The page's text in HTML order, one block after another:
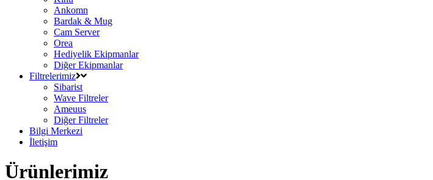
Ankomn
Bardak & Mug
Cam Server
Orea
Hediyelik Ekipmanlar
Diğer Ekipmanlar
Filtrelerimiz
Sibarist
Wave Filtreler
Ameuus
Diğer Filtreler
Bilgi Merkezi
İletişim
Ürünlerimiz